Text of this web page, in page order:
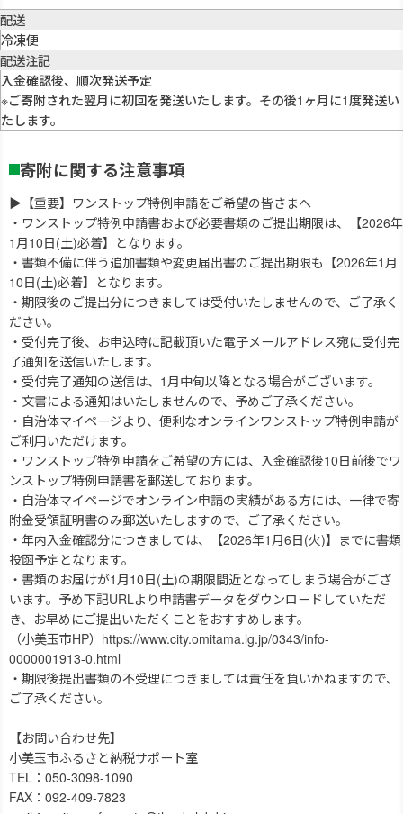
配送
冷凍便
配送注記
入金確認後、順次発送予定
※ご寄附された翌月に初回を発送いたします。その後1ヶ月に1度発送い
たします。
寄附に関する注意事項
▶【重要】ワンストップ特例申請をご希望の皆さまへ
・ワンストップ特例申請書および必要書類のご提出期限は、【2026年
1月10日(土)必着】となります。
・書類不備に伴う追加書類や変更届出書のご提出期限も【2026年1月
10日(土)必着】となります。
・期限後のご提出分につきましては受付いたしませんので、ご了承く
ださい。
・受付完了後、お申込時に記載頂いた電子メールアドレス宛に受付完
了通知を送信いたします。
・受付完了通知の送信は、1月中旬以降となる場合がございます。
・文書による通知はいたしませんので、予めご了承ください。
・自治体マイページより、便利なオンラインワンストップ特例申請が
ご利用いただけます。
・ワンストップ特例申請をご希望の方には、入金確認後10日前後でワ
ンストップ特例申請書を郵送しております。
・自治体マイページでオンライン申請の実績がある方には、一律で寄
附金受領証明書のみ郵送いたしますので、ご了承ください。
・年内入金確認分につきましては、【2026年1月6日(火)】までに書類
投函予定となります。
・書類のお届けが1月10日(土)の期限間近となってしまう場合がござ
います。予め下記URLより申請書データをダウンロードしていただ
き、お早めにご提出いただくことをおすすめします。
（小美玉市HP）https://www.city.omitama.lg.jp/0343/info-
0000001913-0.html
・期限後提出書類の不受理につきましては責任を負いかねますので、
ご了承ください。
【お問い合わせ先】
小美玉市ふるさと納税サポート室
TEL：050-3098-1090
FAX：092-409-7823